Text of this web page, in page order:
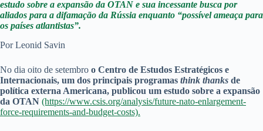
estudo sobre a expansão da OTAN e sua incessante busca por
aliados para a difamação da Rússia enquanto “possível ameaça para
os países atlantistas”.
Por Leonid Savin
No dia oito de setembro o Centro de Estudos Estratégicos e
Internacionais, um dos principais programas think thanks de
política externa Americana, publicou um estudo sobre a expansão
da OTAN (https://www.csis.org/analysis/future-nato-enlargement-
force-requirements-and-budget-costs).